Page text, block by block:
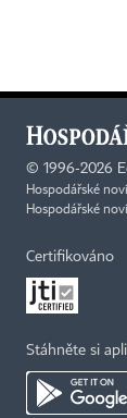
© 1996-2026
Hospodářské
Hospodářské
Certifikováno
Stáhněte si